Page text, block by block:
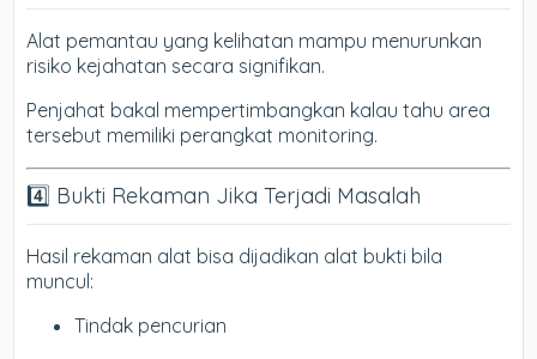
Alat pemantau yang kelihatan mampu menurunkan
risiko kejahatan secara signifikan.
Penjahat bakal mempertimbangkan kalau tahu area
tersebut memiliki perangkat monitoring.
4️⃣ Bukti Rekaman Jika Terjadi Masalah
Hasil rekaman alat bisa dijadikan alat bukti bila
muncul:
Tindak pencurian